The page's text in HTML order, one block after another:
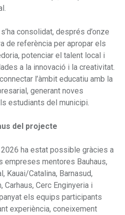
consolidat, després d’onze
de referència per apropar els
potenciar el talent local i
a la innovació i la creativitat.
l’àmbit educatiu amb la
generant noves
estudiants del municipi.
del projecte
2026 ha estat possible gràcies a
empreses mentores Bauhaus,
Kauai/Catalina, Barnasud,
Carhaus, Cerc Enginyeria i
els equips participants
experiència, coneixement